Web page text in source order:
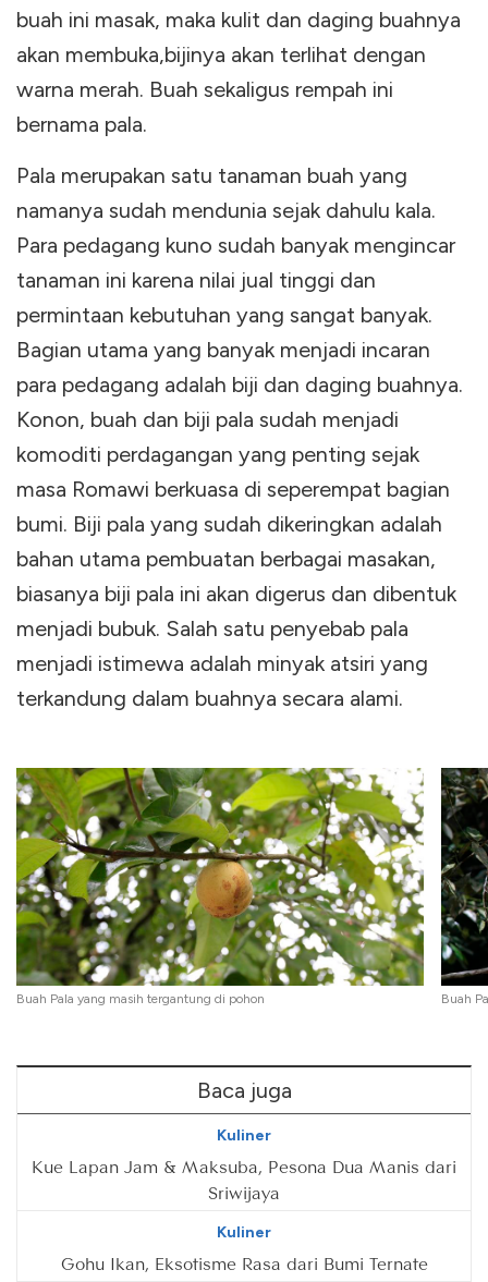
buah ini masak, maka kulit dan daging buahnya
akan membuka,bijinya akan terlihat dengan
warna merah. Buah sekaligus rempah ini
bernama pala.
Pala merupakan satu tanaman buah yang
namanya sudah mendunia sejak dahulu kala.
Para pedagang kuno sudah banyak mengincar
tanaman ini karena nilai jual tinggi dan
permintaan kebutuhan yang sangat banyak.
Bagian utama yang banyak menjadi incaran
para pedagang adalah biji dan daging buahnya.
Konon, buah dan biji pala sudah menjadi
komoditi perdagangan yang penting sejak
masa Romawi berkuasa di seperempat bagian
bumi. Biji pala yang sudah dikeringkan adalah
bahan utama pembuatan berbagai masakan,
biasanya biji pala ini akan digerus dan dibentuk
menjadi bubuk. Salah satu penyebab pala
menjadi istimewa adalah minyak atsiri yang
terkandung dalam buahnya secara alami.
Buah Pala yang masih tergantung di pohon Buah
Baca juga
Kuliner
Kue Lapan Jam & Maksuba, Pesona Dua Manis dari
Sriwijaya
Kuliner
Gohu Ikan, Eksotisme Rasa dari Bumi Ternate